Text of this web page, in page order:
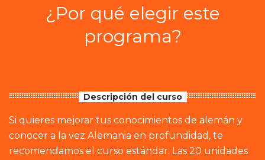
¿Por qué elegir este
programa?
Descripción del curso
Si quieres mejorar tus conocimientos de alemán y
conocer a la vez Alemania en profundidad, te
recomendamos el curso estándar. Las 20 unidades